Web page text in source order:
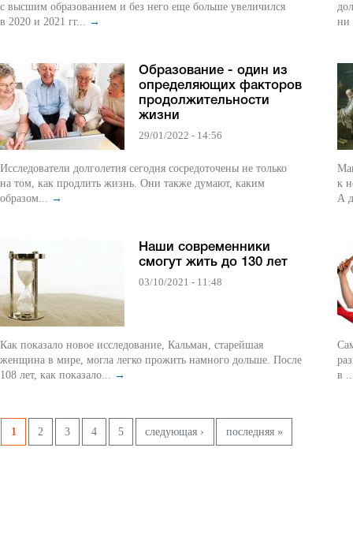
с высшим образованием и без него еще больше увеличился
в 2020 и 2021 гг... →
Образование - один из
определяющих факторов
продолжительности
жизни
29/01/2022 - 14:56
Исследователи долголетия сегодня сосредоточены не только
на том, как продлить жизнь. Они также думают, каким
образом... →
Наши современники
смогут жить до 130 лет
03/10/2021 - 11:48
Как показало новое исследование, Кальман, старейшая
женщина в мире, могла легко прожить намного дольше. После
108 лет, как показало... →
ни
к
А
в
Страницы
1 2 3 4 5 следующая › последняя »